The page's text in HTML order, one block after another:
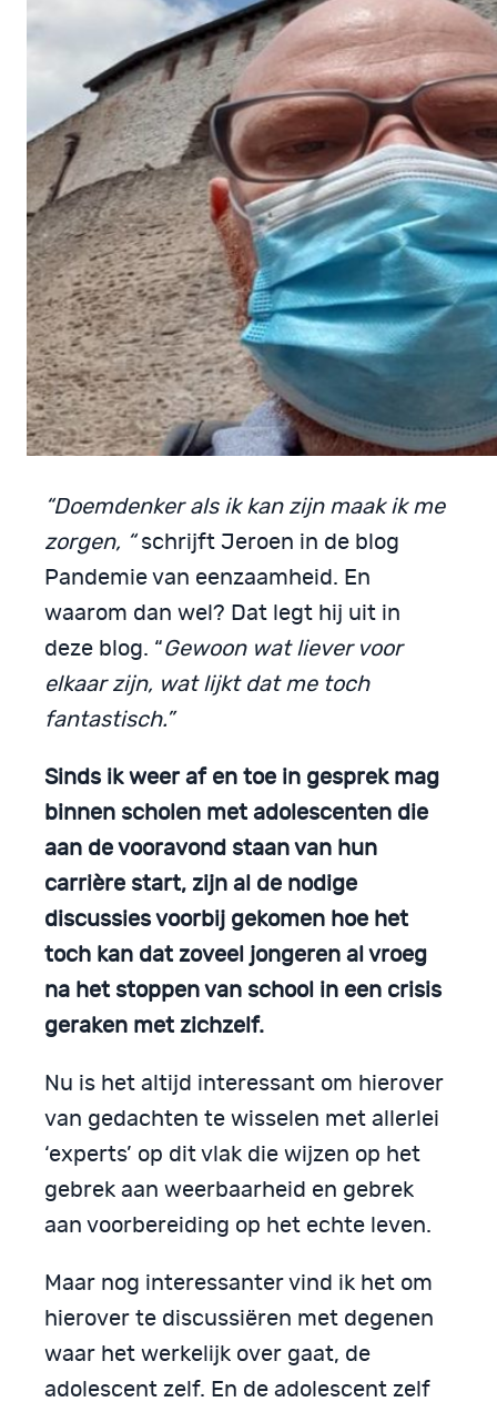
“Doemdenker als ik kan zijn maak ik me
zorgen, “schrijft Jeroen in de blog
Pandemie van eenzaamheid. En
waarom dan wel? Dat legt hij uit in
deze blog. “Gewoon wat liever voor
elkaar zijn, wat lijkt dat me toch
fantastisch.”
Sinds ik weer af en toe in gesprek mag
binnen scholen met adolescenten die
aan de vooravond staan van hun
carrière start, zijn al de nodige
discussies voorbij gekomen hoe het
toch kan dat zoveel jongeren al vroeg
na het stoppen van school in een crisis
geraken met zichzelf.
Nu is het altijd interessant om hierover
van gedachten te wisselen met allerlei
‘experts’ op dit vlak die wijzen op het
gebrek aan weerbaarheid en gebrek
aan voorbereiding op het echte leven.
Maar nog interessanter vind ik het om
hierover te discussiëren met degenen
waar het werkelijk over gaat, de
adolescent zelf. En de adolescent zelf